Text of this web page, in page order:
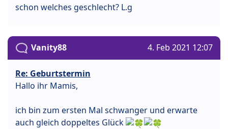
schon welches geschlecht? L.g
Vanity88 4. Feb 2021 12:07
Re: Geburtstermin
Hallo ihr Mamis,
ich bin zum ersten Mal schwanger und erwarte
auch gleich doppeltes Glück